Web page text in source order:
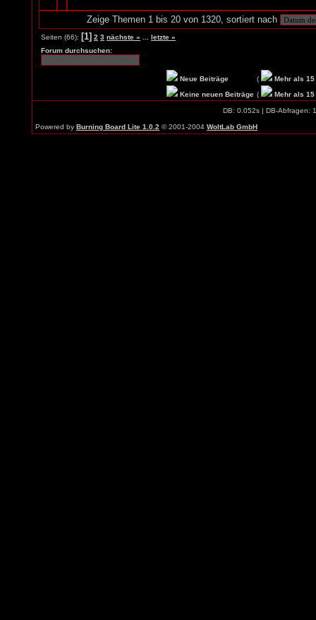
Zeige Themen 1 bis 20 von 1320, sortiert nach
Seiten (66): [1] 2 3 nächste »
letzte »
Forum durchsuchen:
Neue Beiträge (
Mehr als
Keine neuen Beiträge ( Mehr als
DB: 0.052s | DB-Abfragen:
Powered by Burning Board Lite 1.0.2 © 2001-2004 WoltLab GmbH